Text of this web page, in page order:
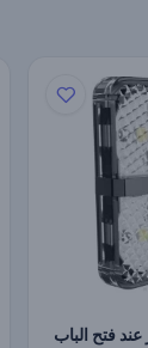
فتح الباب